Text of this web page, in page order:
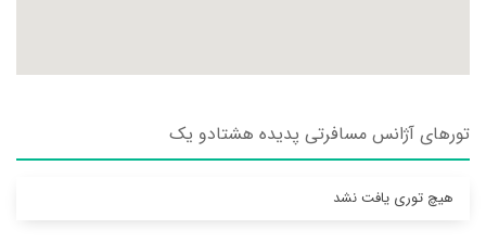
تورهای آژانس مسافرتی پديده هشتادو يک
هیچ توری یافت نشد